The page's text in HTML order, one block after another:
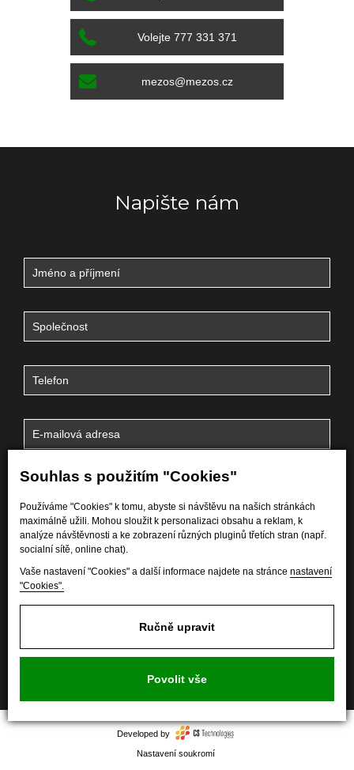
Souhlas s použitím "Cookies"
Používáme "Cookies" k tomu, abyste si návštěvu na našich stránkách
maximálně užili. Mohou sloužit k personalizaci obsahu a reklam, k
analýze návštěvnosti a ke zobrazení různých pluginů třetích stran (např.
socialní sítě, online chat).
Vaše nastavení "Cookies" a další informace najdete na stránce nastavení
"Cookies".
Ručně upravit
Povolit vše
Volejte 777 331 371
mezos@mezos.cz
Napište nám
Odesláním formuláře souhlasím se zpracováním
Developed by
Nastavení soukromí